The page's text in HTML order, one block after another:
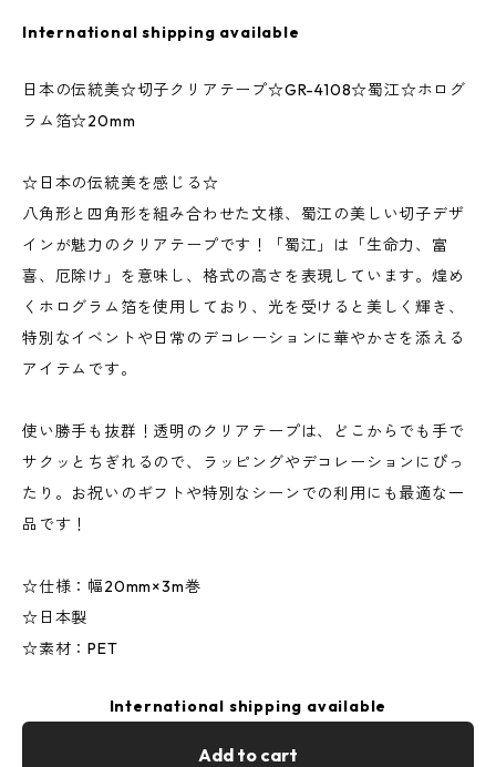
International shipping available
日本の伝統美☆切子クリアテープ☆GR-4108☆蜀江☆ホログ
ラム箔☆20mm
☆日本の伝統美を感じる☆
八角形と四角形を組み合わせた文様、蜀江の美しい切子デザ
インが魅力のクリアテープです！「蜀江」は「生命力、富
喜、厄除け」を意味し、格式の高さを表現しています。煌め
くホログラム箔を使用しており、光を受けると美しく輝き、
特別なイベントや日常のデコレーションに華やかさを添える
アイテムです。
使い勝手も抜群！透明のクリアテープは、どこからでも手で
サクッとちぎれるので、ラッピングやデコレーションにぴっ
たり。お祝いのギフトや特別なシーンでの利用にも最適な一
品です！
☆仕様：幅20mm×3m巻
☆日本製
☆素材：PET
International shipping available
Add to cart